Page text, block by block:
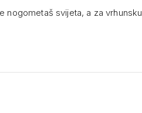
nogometaš svijeta, a za